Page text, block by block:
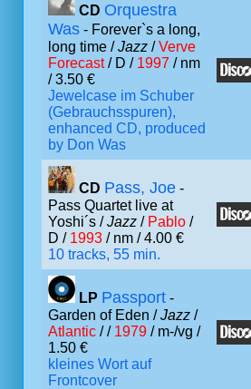
CD Orquestra
Was - Forever`s a long,
long time /Jazz /Verve
Forecast/ D / 1997 / nm
/ 3.50 €
Jewelcase im Schuber
(Gebrauchsspuren),
enhanced CD, produced
by Don Was
CD Pass, Joe -
Pass Quartet live at
Yoshi´s /Jazz / Pablo /
D / 1993 / nm / 4.00 €
10 tracks, 55 min.
LP Passport -
Garden of Eden /Jazz /
Atlantic / / 1979 / m-/vg /
1.50 €
kleines Wort auf
Frontcover